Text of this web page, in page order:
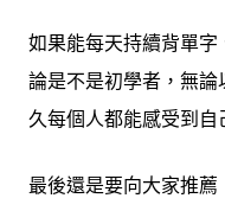
如果能每天持續背單
論是不是初學者，無
久每個人都能感受到自
最後還是要向大家推薦